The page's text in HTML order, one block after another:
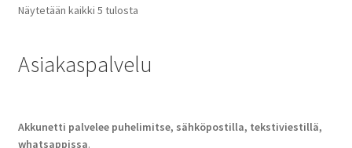
Näytetään kaikki 5 tulosta
Asiakaspalvelu
Akkunetti palvelee puhelimitse, sähköpostilla, tekstiviestillä,
whatsappissa.